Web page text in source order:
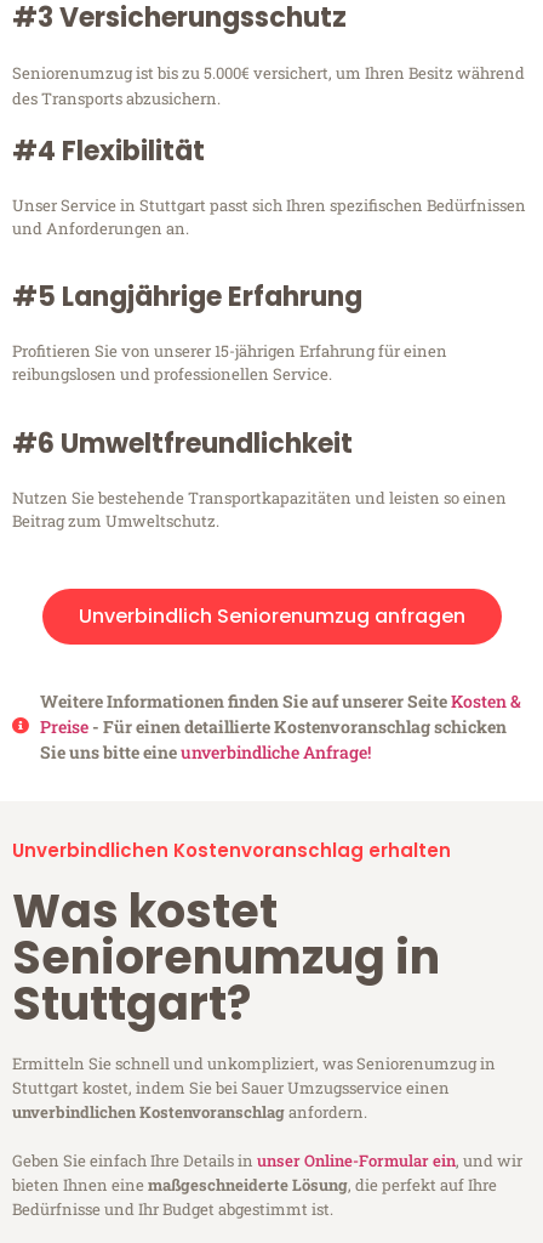
#3 Versicherungsschutz
Seniorenumzug ist bis zu 5.000€ versichert, um Ihren Besitz während
des Transports abzusichern.
#4 Flexibilität
Unser Service in Stuttgart passt sich Ihren spezifischen Bedürfnissen
und Anforderungen an.
#5 Langjährige Erfahrung
Profitieren Sie von unserer 15-jährigen Erfahrung für einen
reibungslosen und professionellen Service.
#6 Umweltfreundlichkeit
Nutzen Sie bestehende Transportkapazitäten und leisten so einen
Beitrag zum Umweltschutz.
Unverbindlich Seniorenumzug anfragen
Weitere Informationen finden Sie auf unserer SeiteKosten &
Preise- Für einen detaillierte Kostenvoranschlag schicken
Sie uns bitte eineunverbindliche Anfrage!
Unverbindlichen Kostenvoranschlag erhalten
Was kostet
Seniorenumzug in
Stuttgart?
Ermitteln Sie schnell und unkompliziert, was Seniorenumzug in
Stuttgart kostet, indem Sie bei Sauer Umzugsservice einen
unverbindlichen Kostenvoranschlaganfordern.
Geben Sie einfach Ihre Details in unser Online-Formular ein, und wir
bieten Ihnen einemaßgeschneiderte Lösung, die perfekt auf Ihre
Bedürfnisse und Ihr Budget abgestimmt ist.